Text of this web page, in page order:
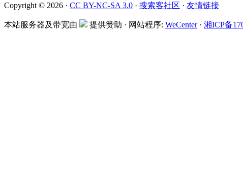
Copyright © 2026 · CC BY-NC-SA 3.0 · 搜索客社区 · 友情链接
本站服务器及带宽由 提供赞助 · 网站程序: WeCenter· 湘ICP备